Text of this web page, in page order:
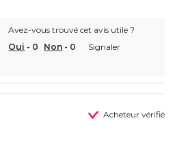
Avez-vous trouvé cet avis utile ?
Oui - 0 Non - 0 Signaler
Acheteur vérifié